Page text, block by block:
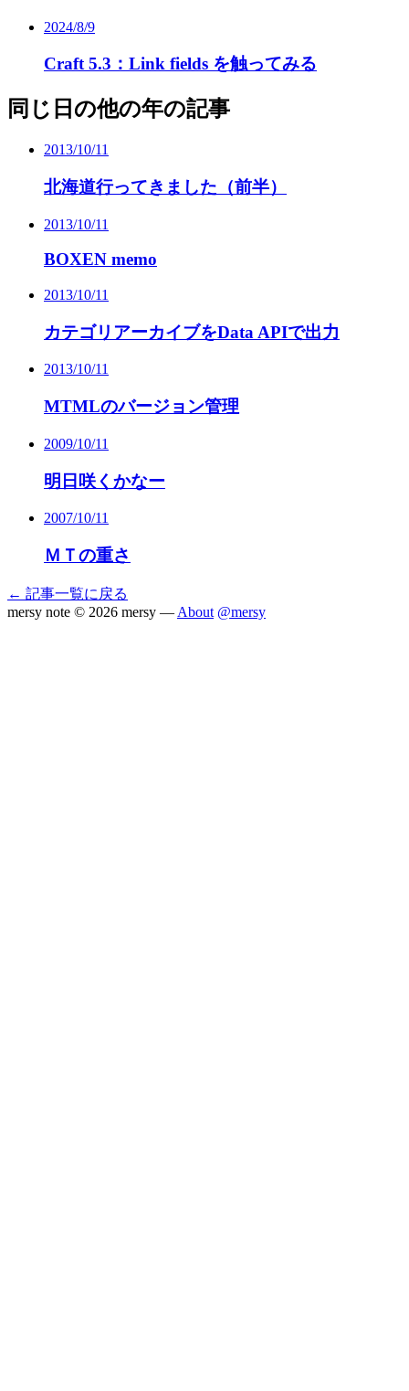
2024/8/9
Craft 5.3：Link fields を触ってみる
同じ日の他の年の記事
2013/10/11
北海道行ってきました（前半）
2013/10/11
BOXEN memo
2013/10/11
カテゴリアーカイブをData APIで出力
2013/10/11
MTMLのバージョン管理
2009/10/11
明日咲くかなー
2007/10/11
ＭＴの重さ
← 記事一覧に戻る
mersy note © 2026 mersy — About @mersy